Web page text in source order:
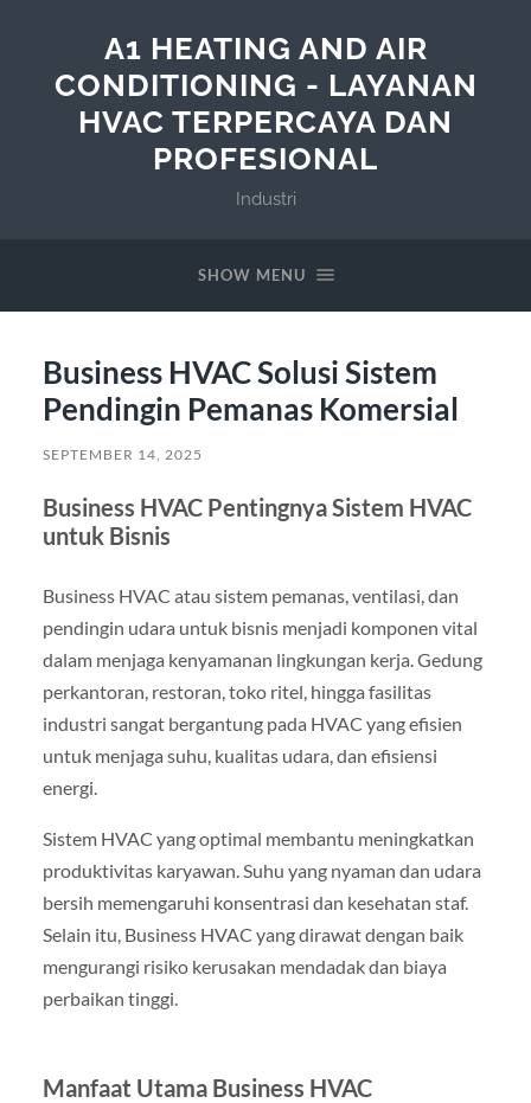
A1 HEATING AND AIR
CONDITIONING - LAYANAN
HVAC TERPERCAYA DAN
PROFESIONAL
Industri
SHOW MENU
Business HVAC Solusi Sistem
Pendingin Pemanas Komersial
SEPTEMBER 14, 2025
Business HVAC Pentingnya Sistem HVAC
untuk Bisnis
Business HVAC atau sistem pemanas, ventilasi, dan
pendingin udara untuk bisnis menjadi komponen vital
dalam menjaga kenyamanan lingkungan kerja. Gedung
perkantoran, restoran, toko ritel, hingga fasilitas
industri sangat bergantung pada HVAC yang efisien
untuk menjaga suhu, kualitas udara, dan efisiensi
energi.
Sistem HVAC yang optimal membantu meningkatkan
produktivitas karyawan. Suhu yang nyaman dan udara
bersih memengaruhi konsentrasi dan kesehatan staf.
Selain itu, Business HVAC yang dirawat dengan baik
mengurangi risiko kerusakan mendadak dan biaya
perbaikan tinggi.
Manfaat Utama Business HVAC